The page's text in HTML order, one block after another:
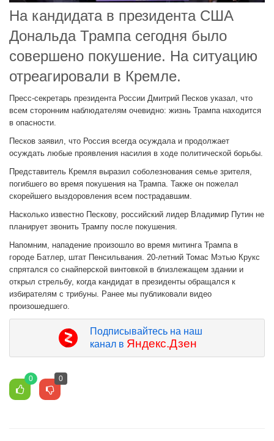
На кандидата в президента США
Дональда Трампа сегодня было
совершено покушение. На ситуацию
отреагировали в Кремле.
Пресс-секретарь президента России Дмитрий Песков указал, что
всем сторонним наблюдателям очевидно: жизнь Трампа находится
в опасности.
Песков заявил, что Россия всегда осуждала и продолжает
осуждать любые проявления насилия в ходе политической борьбы.
Представитель Кремля выразил соболезнования семье зрителя,
погибшего во время покушения на Трампа. Также он пожелал
скорейшего выздоровления всем пострадавшим.
Насколько известно Пескову, российский лидер Владимир Путин не
планирует звонить Трампу после покушения.
Напомним, нападение произошло во время митинга Трампа в
городе Батлер, штат Пенсильвания. 20-летний Томас Мэтью Крукс
спрятался со снайперской винтовкой в близлежащем здании и
открыл стрельбу, когда кандидат в президенты обращался к
избирателям с трибуны. Ранее мы публиковали видео
произошедшего.
Подписывайтесь на наш
канал в Яндекс.Дзен
0 0